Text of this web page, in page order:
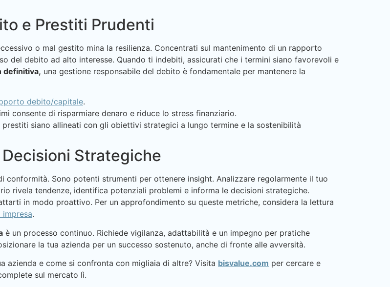
e Prestiti Prudenti
o mal gestito mina la resilienza. Concentrati sul mantenimento di un rapporto
del debito ad alto interesse. Quando ti indebiti, assicurati che i termini siano favorevoli e
definitiva, una gestione responsabile del debito è fondamentale per mantenere la
debito/capitale.
consente di risparmiare denaro e riduce lo stress finanziario.
prestiti siano allineati con gli obiettivi strategici a lungo termine e la sostenibilità
Strategiche
Sono potenti strumenti per ottenere insight. Analizzare regolarmente il tuo
rivela tendenze, identifica potenziali problemi e informa le decisioni strategiche.
in modo proattivo. Per un approfondimento su queste metriche, considera la lettura
.
è un processo continuo. Richiede vigilanza, adattabilità e un impegno per pratiche
la tua azienda per un successo sostenuto, anche di fronte alle avversità.
azienda e come si confronta con migliaia di altre? Visita bisvalue.com per cercare e
sul mercato lì.